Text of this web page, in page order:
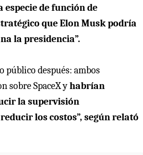
especie de función de
que Elon Musk podría
la presidencia”.
público después: ambos
sobre SpaceX yhabrían
la supervisión
los costos”, según relató